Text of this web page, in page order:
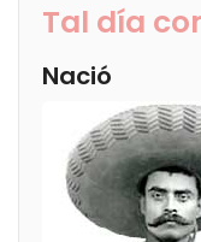
Tal día
Nació